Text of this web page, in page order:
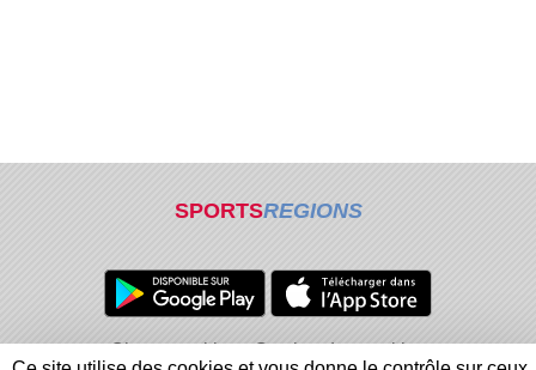
SPORTSREGIONS
Charte cookies
Gestion des cookies